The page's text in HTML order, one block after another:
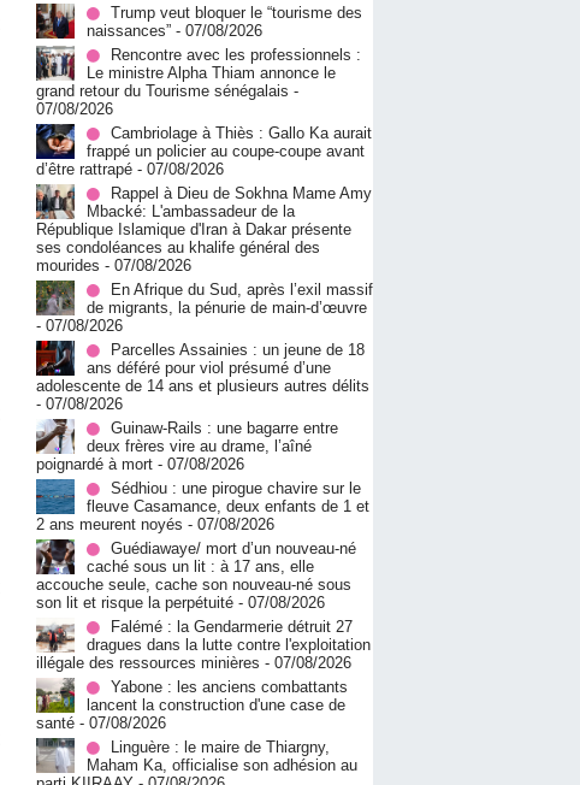
Trump veut bloquer le “tourisme des
naissances” - 07/08/2026
Rencontre avec les professionnels :
Le ministre Alpha Thiam annonce le
grand retour du Tourisme sénégalais -
07/08/2026
Cambriolage à Thiès : Gallo Ka aurait
frappé un policier au coupe-coupe avant
d’être rattrapé - 07/08/2026
Rappel à Dieu de Sokhna Mame Amy
Mbacké: L'ambassadeur de la
République Islamique d'Iran à Dakar présente
ses condoléances au khalife général des
mourides - 07/08/2026
En Afrique du Sud, après l’exil massif
de migrants, la pénurie de main-d’œuvre
- 07/08/2026
Parcelles Assainies : un jeune de 18
ans déféré pour viol présumé d’une
adolescente de 14 ans et plusieurs autres délits
- 07/08/2026
Guinaw-Rails : une bagarre entre
deux frères vire au drame, l’aîné
poignardé à mort - 07/08/2026
Sédhiou : une pirogue chavire sur le
fleuve Casamance, deux enfants de 1 et
2 ans meurent noyés - 07/08/2026
Guédiawaye/ mort d’un nouveau-né
caché sous un lit : à 17 ans, elle
accouche seule, cache son nouveau-né sous
son lit et risque la perpétuité - 07/08/2026
Falémé : la Gendarmerie détruit 27
dragues dans la lutte contre l'exploitation
illégale des ressources minières - 07/08/2026
Yabone : les anciens combattants
lancent la construction d'une case de
santé - 07/08/2026
Linguère : le maire de Thiargny,
Maham Ka, officialise son adhésion au